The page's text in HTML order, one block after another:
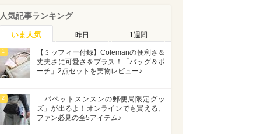
人気記事ランキング
いま人気 昨日 1週間
1
【ミッフィー付録】Colemanの便利さ＆
丈夫さに可愛さをプラス！「バッグ＆ポ
ーチ」2点セットを実物レビュー♪
2
「パペットスンスンの郵便局限定グッ
ズ」が出るよ！オンラインでも買える、
ファン必見の全5アイテム♪